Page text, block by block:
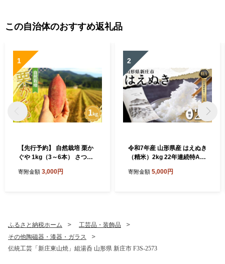
この自治体のおすすめ返礼品
1
【先行予約】 自然栽培 栗か
ぐや 1kg（3～6本） さつま
庄市 F3S-2636
寄附金額 3,000円
2
令和7年産 山形県産 はえぬき
（精米）2kg 22年連続特A受
庄市 F3S-2648
寄附金額 5,000円
ふるさと納税ホーム
工芸品・装飾品
その他陶磁器・漆器・ガラス
伝統工芸「新庄東山焼」組湯呑 山形県 新庄市 F3S-2573